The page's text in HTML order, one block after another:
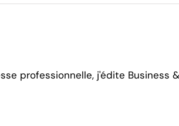
professionnelle, j'édite Business